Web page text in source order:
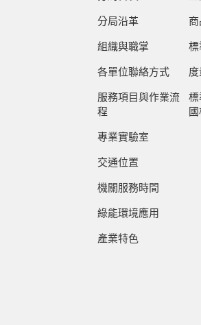
分局沿革
組織與職掌
各單位聯絡方式
服務項目與作業流
程
專業實驗室
交通位置
機關服務時間
綠能環境應用
產業特色
標
標